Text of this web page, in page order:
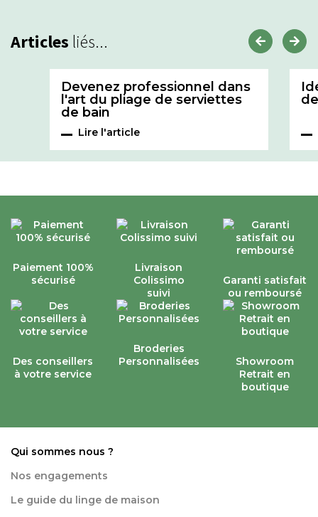
Articles liés...
Devenez professionnel dans
l'art du pliage de serviettes
de bain
Lire l'article
Paiement 100%
sécurisé
Livraison
Colissimo
suivi
Garanti satisfait
ou remboursé
Des conseillers
à votre service
Broderies
Personnalisées
Showroom
Retrait en
boutique
Qui sommes nous ?
Nos engagements
Le guide du linge de maison